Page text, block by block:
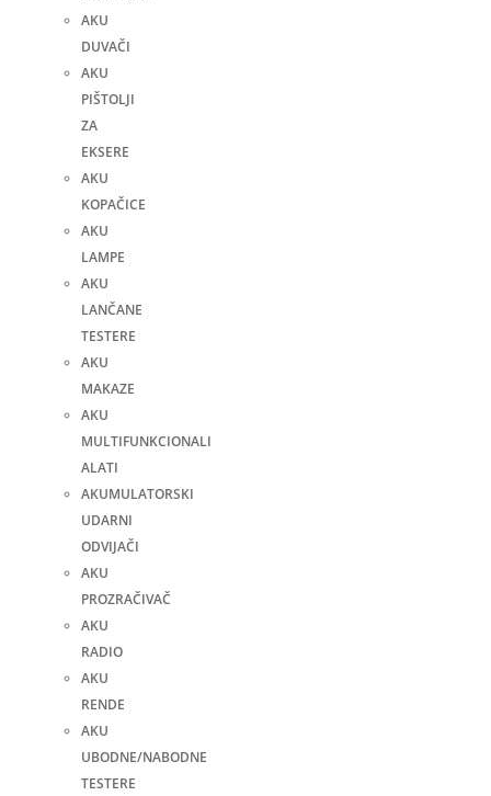
AKU
DUVAČI
AKU
PIŠTOLJI
ZA
EKSERE
AKU
KOPAČICE
AKU
LAMPE
AKU
LANČANE
TESTERE
AKU
MAKAZE
AKU
MULTIFUNKCIONALI
ALATI
AKUMULATORSKI
UDARNI
ODVIJAČI
AKU
PROZRAČIVAČ
AKU
RADIO
AKU
RENDE
AKU
UBODNE/NABODNE
TESTERE